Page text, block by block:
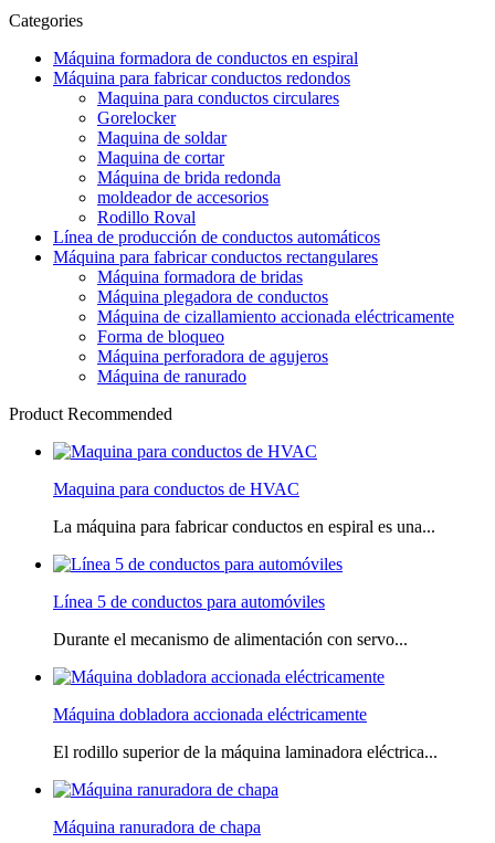
Categories
Máquina formadora de conductos en espiral
Máquina para fabricar conductos redondos
Maquina para conductos circulares
Gorelocker
Maquina de soldar
Maquina de cortar
Máquina de brida redonda
moldeador de accesorios
Rodillo Roval
Línea de producción de conductos automáticos
Máquina para fabricar conductos rectangulares
Máquina formadora de bridas
Máquina plegadora de conductos
Máquina de cizallamiento accionada eléctricamente
Forma de bloqueo
Máquina perforadora de agujeros
Máquina de ranurado
Product Recommended
Maquina para conductos de HVAC
La máquina para fabricar conductos en espiral es una...
Línea 5 de conductos para automóviles
Durante el mecanismo de alimentación con servo...
Máquina dobladora accionada eléctricamente
El rodillo superior de la máquina laminadora eléctrica...
Máquina ranuradora de chapa